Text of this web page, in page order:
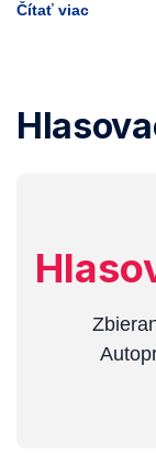
Čítať viac